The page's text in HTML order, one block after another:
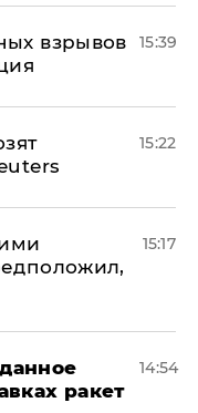
взрывов
15:39
15:22
15:17
ракет
14:54